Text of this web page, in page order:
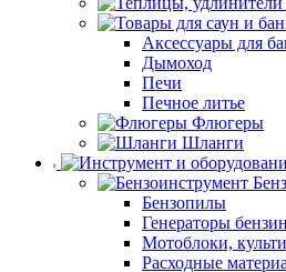
Аксессуары для
Дымоход
Печи
Печное литье
Флюгеры
Шланги
Бензопилы
Генераторы
Мотоблоки,
Расходные